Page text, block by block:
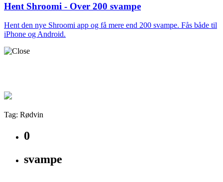
Hent Shroomi - Over 200 svampe
Hent den nye Shroomi app og få mere end 200 svampe. Fås både til
iPhone og Android.
Tag: Rødvin
0
svampe